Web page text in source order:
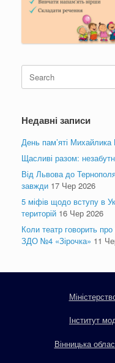
Search
for:
Недавні записи
День пам’яті
Щасливі разом:
Від Львова до
завжди 17 Чер 2026
5 міфів щодо вступу в
територій 16 Чер 2026
Коли театр говорить
ЗДО №4 «Зірочка» 11
Інститут
Вінницька